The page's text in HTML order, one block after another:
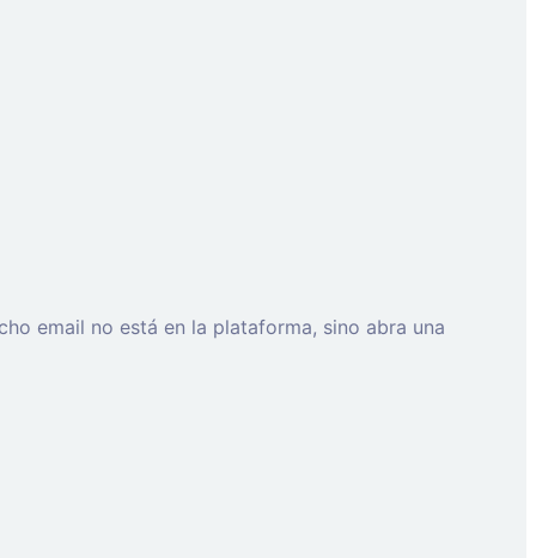
email no está en la plataforma, sino abra una